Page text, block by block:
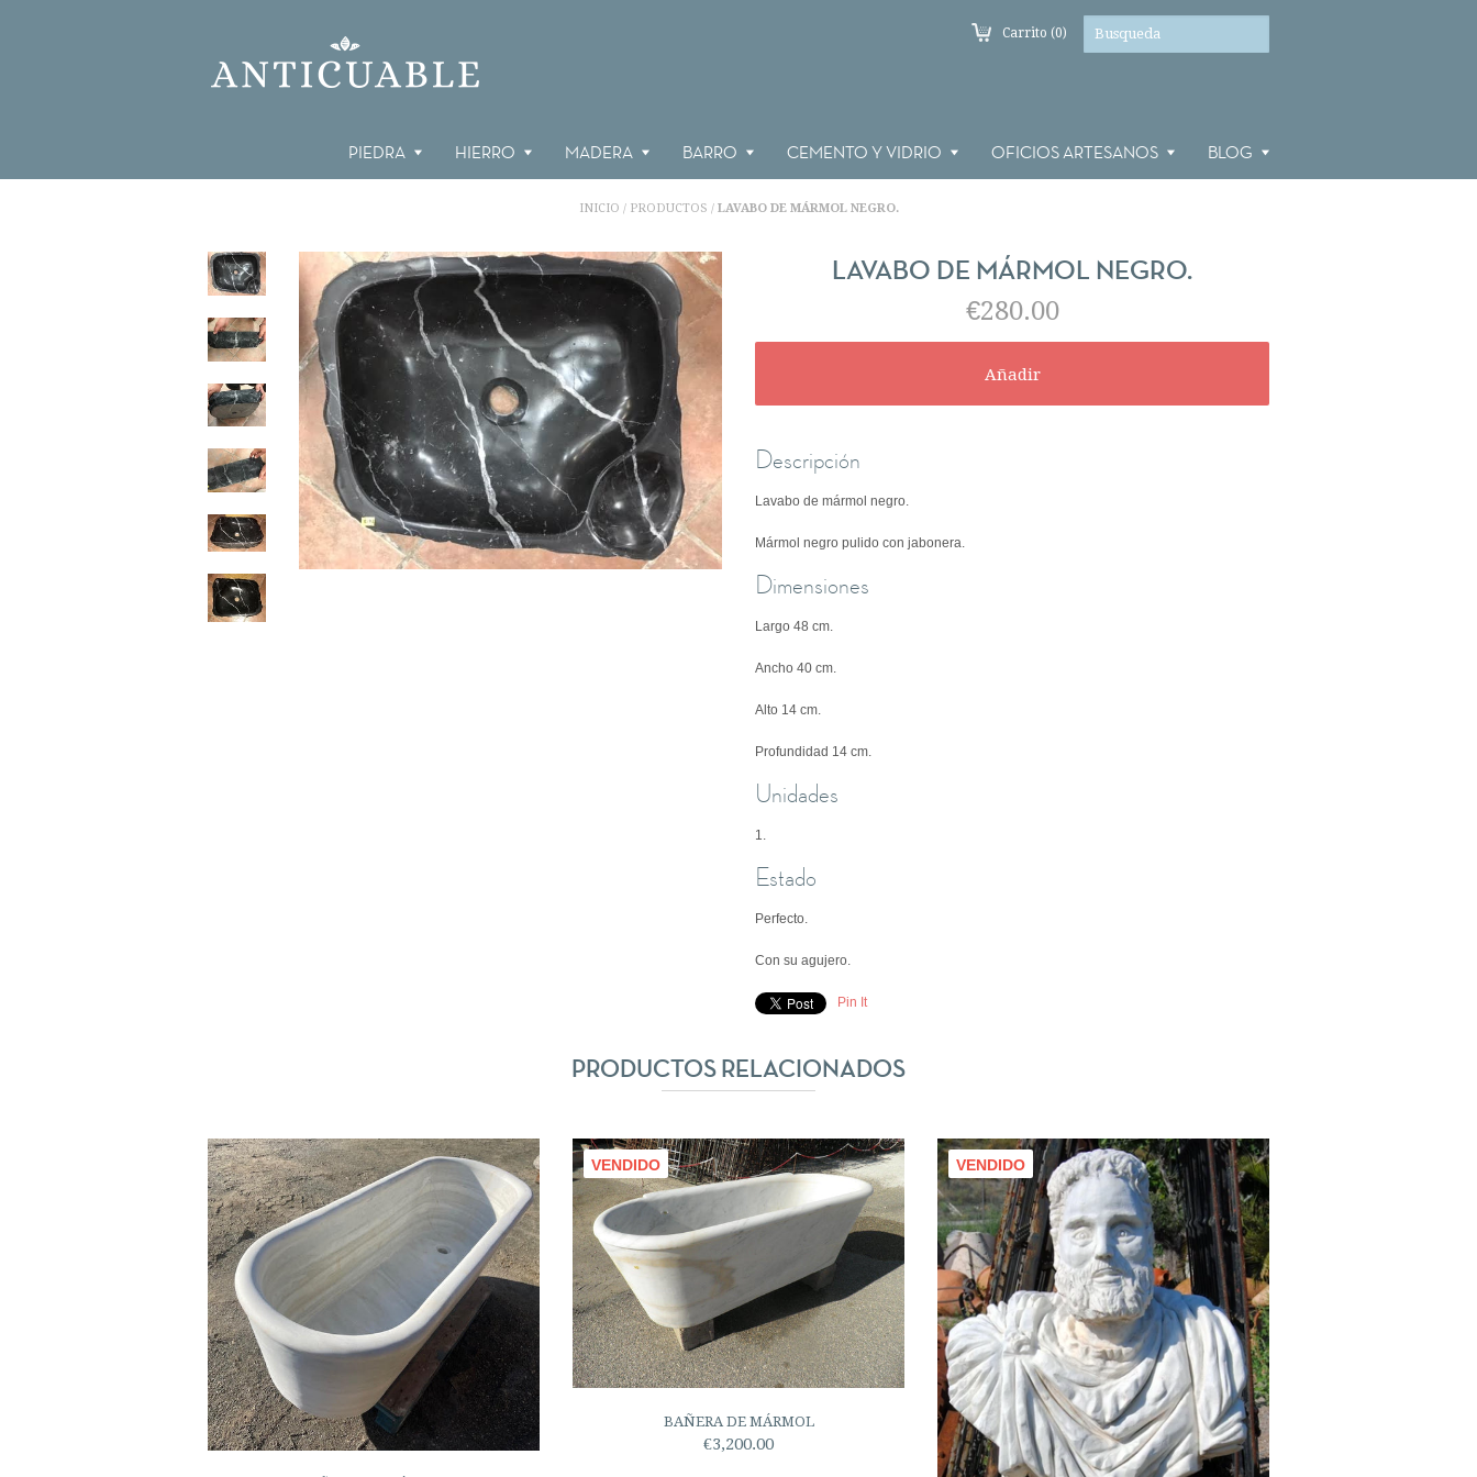
Carrito (0)
PIEDRA HIERRO MADERA BARRO CEMENTO Y VIDRIO OFICIOS ARTESANOS BLOG
INICIO / PRODUCTOS / LAVABO DE MÁRMOL NEGRO.
LAVABO DE MÁRMOL NEGRO.
€280.00
Descripción
Lavabo de mármol negro.
Mármol negro pulido con jabonera.
Dimensiones
Largo 48 cm.
Ancho 40 cm.
Alto 14 cm.
Profundidad 14 cm.
Unidades
1.
Estado
Perfecto.
Con su agujero.
Pin It
PRODUCTOS RELACIONADOS
VENDIDO
BAÑERA DE MÁRMOL
€3,200.00
VENDIDO